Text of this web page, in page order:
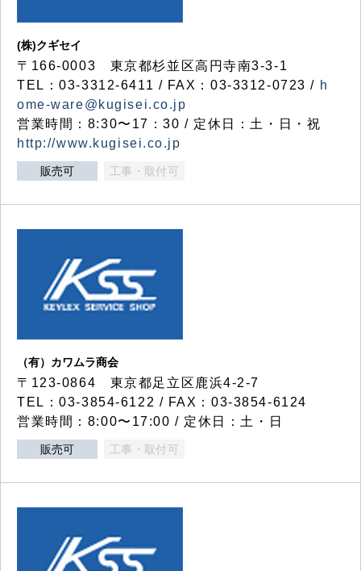
(株)クギセイ
〒166-0003 東京都杉並区高円寺南3-3-1
TEL：03-3312-6411 / FAX：03-3312-0723 / h
ome-ware@kugisei.co.jp
営業時間：8:30〜17：30 / 定休日：土・日・祝
http://www.kugisei.co.jp
販売可 工事・取付可
（有）カワムラ商会
〒123-0864 東京都足立区鹿浜4-2-7
TEL：03-3854-6122 / FAX：03-3854-6124
営業時間：8:00〜17:00 / 定休日：土・日
販売可 工事・取付可